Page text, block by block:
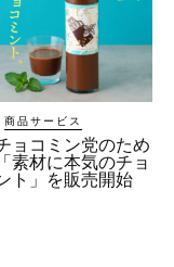
商品サービス
ョコミン党のため
素材に本気のチョ
ト」を販売開始